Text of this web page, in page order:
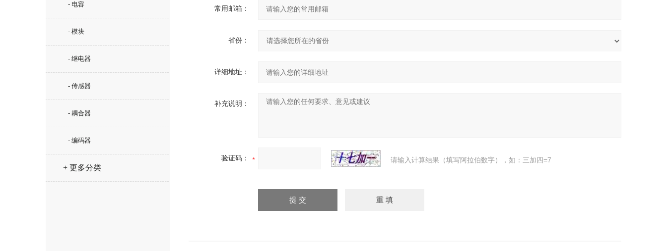
- 电容
- 模块
- 继电器
- 传感器
- 耦合器
- 编码器
+ 更多分类
常用邮箱：
省份：
详细地址：
补充说明：
验证码： 请输入计算结果（填写阿拉伯数字），如：三加四=7